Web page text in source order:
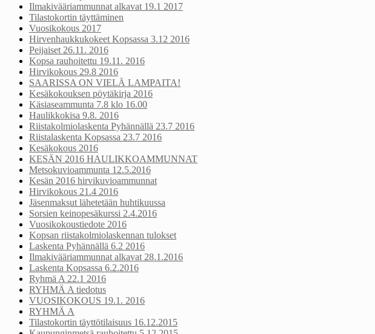
Ilmakivääriammunnat alkavat 19.1 2017
Tilastokortin täyttäminen
Vuosikokous 2017
Hirvenhaukkukokeet Kopsassa 3.12 2016
Peijaiset 26.11. 2016
Kopsa rauhoitettu 19.11. 2016
Hirvikokous 29.8 2016
SAARISSA ON VIELÄ LAMPAITA!
Kesäkokouksen pöytäkirja 2016
Käsiaseammunta 7.8 klo 16.00
Haulikkokisa 9.8. 2016
Riistakolmiolaskenta Pyhännällä 23.7 2016
Riistalaskenta Kopsassa 23.7 2016
Kesäkokous 2016
KESÄN 2016 HAULIKKOAMMUNNAT
Metsokuvioammunta 12.5.2016
Kesän 2016 hirvikuvioammunnat
Hirvikokous 21.4 2016
Jäsenmaksut lähetetään huhtikuussa
Sorsien keinopesäkurssi 2.4.2016
Vuosikokoustiedote 2016
Kopsan riistakolmiolaskennan tulokset
Laskenta Pyhännällä 6.2 2016
Ilmakivääriammunnat alkavat 28.1.2016
Laskenta Kopsassa 6.2.2016
Ryhmä A 22.1 2016
RYHMÄ A tiedotus
VUOSIKOKOUS 19.1. 2016
RYHMÄ A
Tilastokortin täyttötilaisuus 16.12.2015